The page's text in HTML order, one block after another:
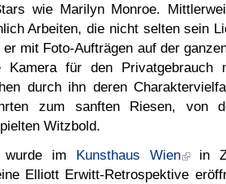
wie Marilyn Monroe.
Arbeiten, die nicht selten sein
mit Foto-Aufträgen auf der
Kamera für den
durch ihn deren
zum sanften Riesen, von
Witzbold.
wurde im Kunsthaus Wien in
Elliott Erwitt-Retrospektive